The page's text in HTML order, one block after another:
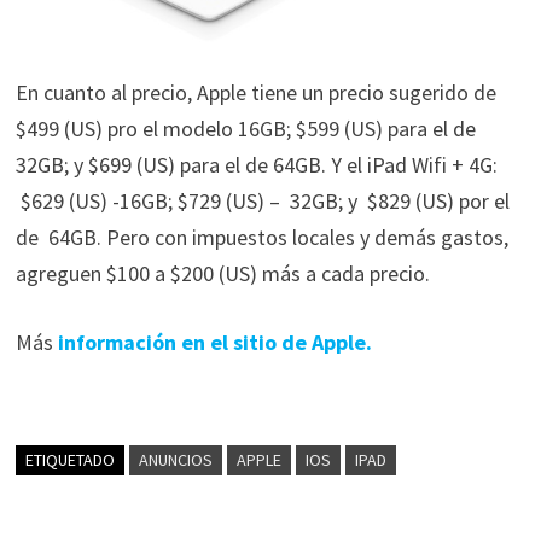
En cuanto al precio, Apple tiene un precio sugerido de
$499 (US) pro el modelo 16GB; $599 (US) para el de
32GB; y $699 (US) para el de 64GB. Y el iPad Wifi + 4G:
$629 (US) -16GB; $729 (US) – 32GB; y $829 (US) por el
de 64GB. Pero con impuestos locales y demás gastos,
agreguen $100 a $200 (US) más a cada precio.
Más información en el sitio de Apple.
ETIQUETADO ANUNCIOS APPLE IOS IPAD